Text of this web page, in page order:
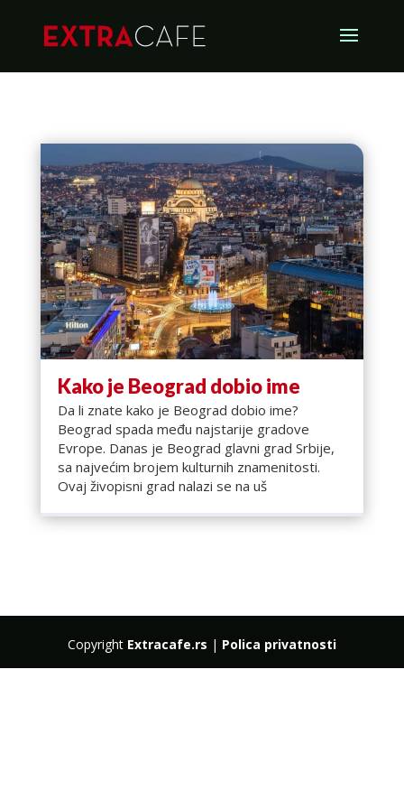
Kako je Beograd dobio ime
Da li znate kako je Beograd dobio ime?
Beograd spada među najstarije gradove
Evrope. Danas je Beograd glavni grad Srbije,
sa najvećim brojem kulturnih znamenitosti.
Ovaj živopisni grad nalazi se na uš
Copyright Extracafe.rs | Polica privatnosti